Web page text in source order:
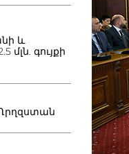
և
մլն. գույքի